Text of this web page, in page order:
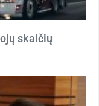
skaičių